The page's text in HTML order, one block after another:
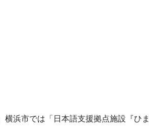
浜市では「日本語支援拠点施設『